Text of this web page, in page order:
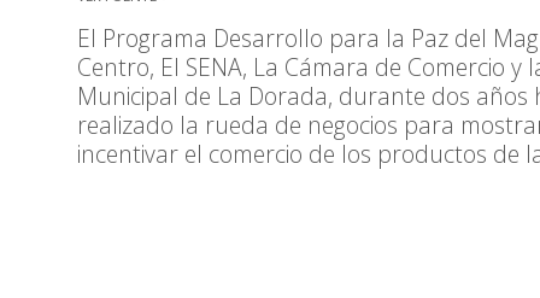
El Programa Desarrollo para la Paz del
Centro, El SENA, La Cámara de Comercio y
Municipal de La Dorada, durante dos años
realizado la rueda de negocios para
incentivar el comercio de los productos de